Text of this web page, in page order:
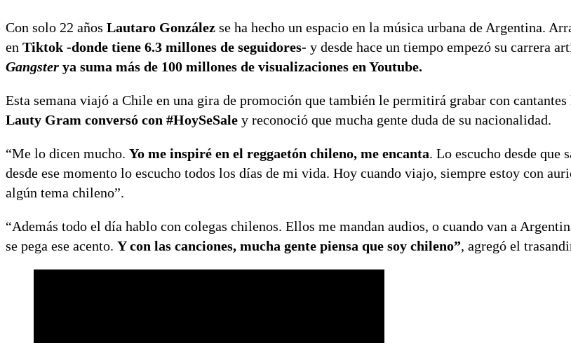
Con solo 22 años Lautaro González se ha hecho un espacio en la música urbana de Argentina.
en Tiktok -donde tiene 6.3 millones de seguidores- y desde hace un tiempo empezó su carrera
Gangster ya suma más de 100 millones de visualizaciones en Youtube.
Esta semana viajó a Chile en una gira de promoción que también le permitirá grabar con
Lauty Gram conversó con #HoySeSale y reconoció que mucha gente duda de su nacionalidad.
“Me lo dicen mucho. Yo me inspiré en el reggaetón chileno, me encanta. Lo escucho desde que
desde ese momento lo escucho todos los días de mi vida. Hoy cuando viajo, siempre estoy con
algún tema chileno”.
“Además todo el día hablo con colegas chilenos. Ellos me mandan audios, o cuando van a
se pega ese acento. Y con las canciones, mucha gente piensa que soy chileno”, agregó el